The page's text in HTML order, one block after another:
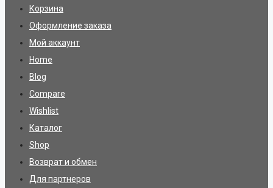
Корзина
Оформление заказа
Мой аккаунт
Home
Blog
Compare
Wishlist
Каталог
Shop
Возврат и обмен
Для партнеров